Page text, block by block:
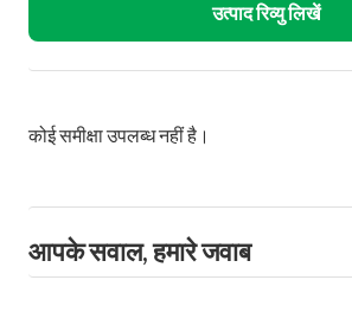
उत्पाद रिव्यु लिखें
कोई समीक्षा उपलब्ध नहीं है।
आपके सवाल, हमारे जवाब